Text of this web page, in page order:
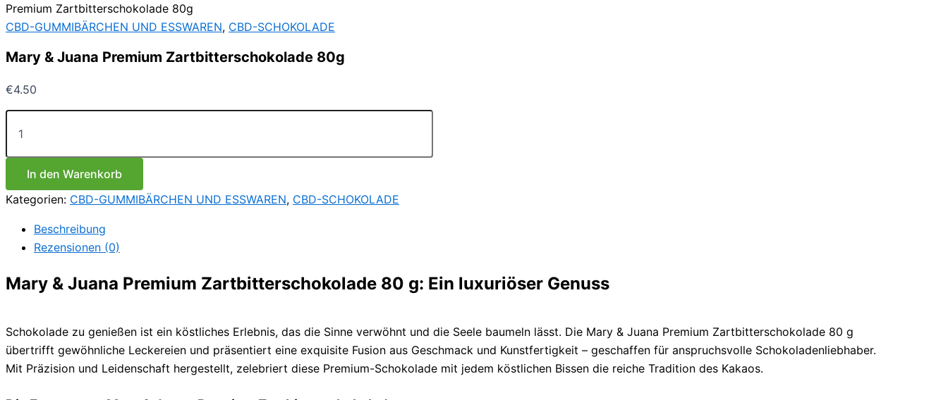
Premium Zartbitterschokolade 80g
CBD-GUMMIBÄRCHEN UND ESSWAREN, CBD-SCHOKOLADE
Mary & Juana Premium Zartbitterschokolade 80g
€4.50
Mary
Premium
Zartbitterschokolade
80g
Menge
In den Warenkorb
Kategorien: CBD-GUMMIBÄRCHEN UND ESSWAREN, CBD-SCHOKOLADE
Beschreibung
Rezensionen (0)
Mary & Juana Premium Zartbitterschokolade 80 g: Ein luxuriöser Genuss
Schokolade zu genießen ist ein köstliches Erlebnis, das die Sinne verwöhnt und die Seele baumeln lässt. Die Mary & Juana Premium Zartbitterschokolade 80 g
übertrifft gewöhnliche Leckereien und präsentiert eine exquisite Fusion aus Geschmack und Kunstfertigkeit – geschaffen für anspruchsvolle Schokoladenliebhaber.
Mit Präzision und Leidenschaft hergestellt, zelebriert diese Premium-Schokolade mit jedem köstlichen Bissen die reiche Tradition des Kakaos.